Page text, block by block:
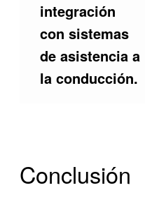
integración
con sistemas
de asistencia a
la conducción.
Conclusión